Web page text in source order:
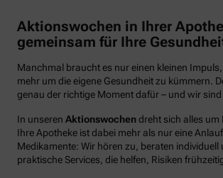
Aktionswochen in Ihrer
gemeinsam für Ihre
Manchmal braucht es nur einen kleinen
mehr um die eigene Gesundheit zu kümmern.
genau der richtige Moment dafür – und wir sind
In unseren Aktionswochendreht sich alles um
Ihre Apotheke ist dabei mehr als nur eine
Medikamente: Wir hören zu, beraten individuell
praktische Services, die helfen, Risiken